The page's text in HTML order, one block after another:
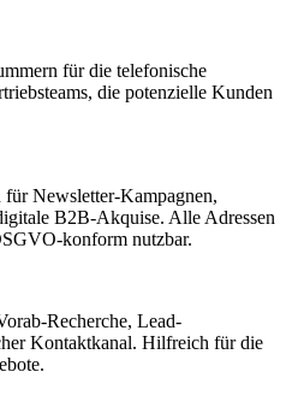
für die telefonische
die potenzielle Kunden
Newsletter-Kampagnen,
B2B-Akquise. Alle Adressen
konform nutzbar.
Recherche, Lead-
Kontaktkanal. Hilfreich für die